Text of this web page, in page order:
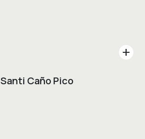
add
Santi Caño Pico